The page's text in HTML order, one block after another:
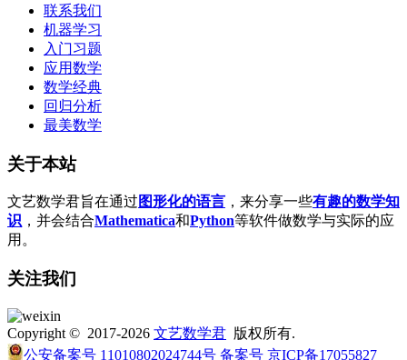
联系我们
机器学习
入门习题
应用数学
数学经典
回归分析
最美数学
关于本站
文艺数学君旨在通过 图形化的语言 ，来分享一些有趣的数学知
识 ，并会结合Mathematica和Python等软件做数学与实际的应
用。
关注我们
Copyright © 2017-2026 文艺数学君 版权所有.
公安备案号 11010802024744号 备案号 京ICP备17055827